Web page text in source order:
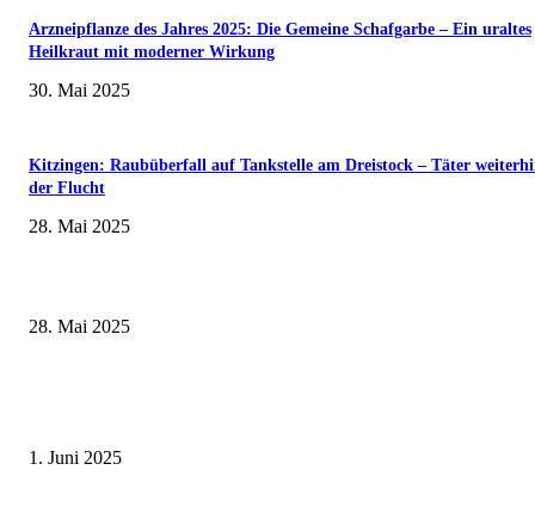
Arzneipflanze des Jahres 2025: Die Gemeine Schafgarbe – Ein uraltes
Heilkraut mit moderner Wirkung
30. Mai 2025
Kitzingen: Raubüberfall auf Tankstelle am Dreistock – Täter
der Flucht
28. Mai 2025
28. Mai 2025
1. Juni 2025